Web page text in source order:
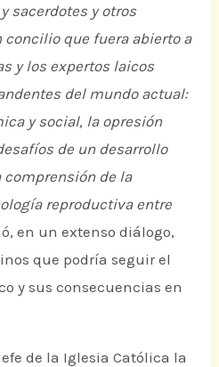
sacerdotes y otros
concilio que fuera abierto a
y los expertos laicos
del mundo actual:
y social, la opresión
de un desarrollo
comprensión de la
reproductiva entre
en un extenso diálogo,
que podría seguir el
y sus consecuencias en
de la Iglesia Católica la